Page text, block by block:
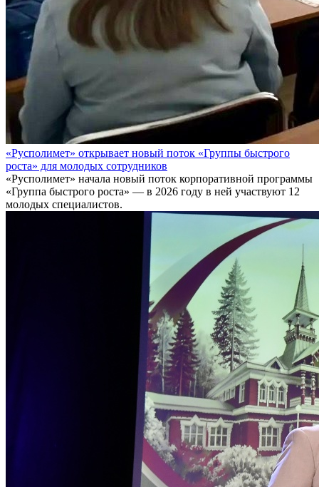
«Русполимет» открывает новый поток «Группы быстрого
роста» для молодых сотрудников
«Русполимет» начала новый поток корпоративной программы
«Группа быстрого роста» — в 2026 году в ней участвуют 12
молодых специалистов.